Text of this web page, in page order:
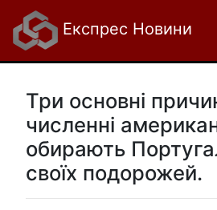
Експрес Новини
Три основні
численні
обирають
своїх подорожей.